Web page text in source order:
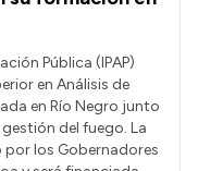
Pública (IPAP)
en Análisis de
en Río Negro junto
del fuego. La
los Gobernadores